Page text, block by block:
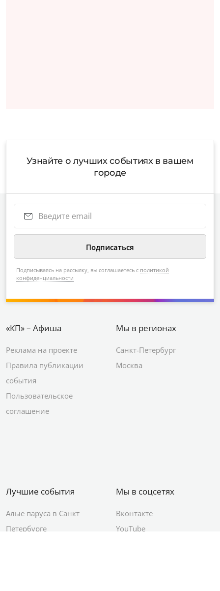
Узнайте о лучших событиях в вашем
городе
Подписываясь на рассылку, вы соглашаетесь с политикой
конфиденциальности
«КП» – Афиша
Реклама на проекте
Правила публикации
события
Пользовательское
соглашение
Мы в регионах
Санкт-Петербург
Москва
Лучшие события
Алые паруса в Санкт
Петербурге
Мы в соцсетях
Вконтакте
YouTube